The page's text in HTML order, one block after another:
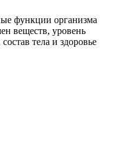
функции организма
веществ, уровень
тела и здоровье